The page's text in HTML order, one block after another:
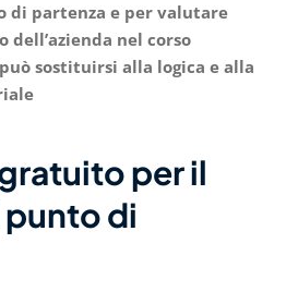
di partenza e per valutare
dell’azienda nel corso
sostituirsi alla logica e alla
per il
di